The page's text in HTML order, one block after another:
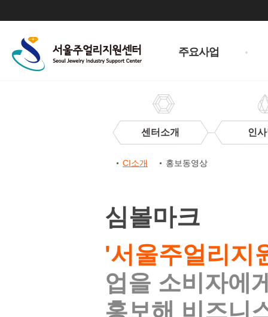
주요사업
센터소개 인
CI소개 홍보동영상
개
심볼마크
'서울주얼리지
업을 소비자에
홍보해 비즈니